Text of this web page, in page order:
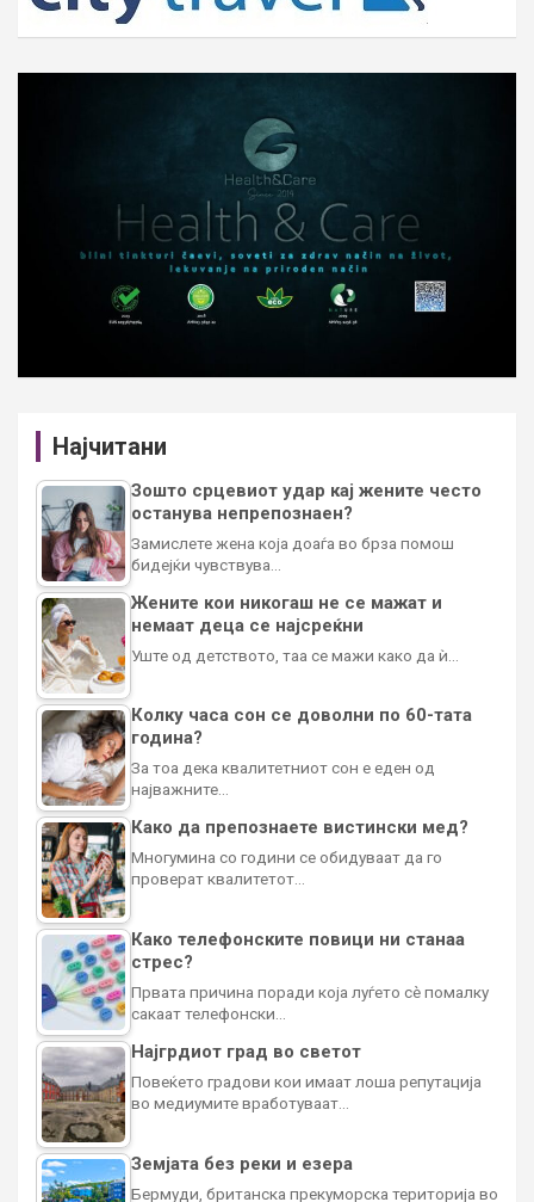
Најчитани
Зошто срцевиот удар кај жените често
останува непрепознаен?
Замислете жена која доаѓа во брза помош
бидејќи чувствува…
Жените кои никогаш не се мажат и
немаат деца се најсреќни
Уште од детството, таа се мажи како да ѝ…
Колку часа сон се доволни по 60-тата
година?
За тоа дека квалитетниот сон е еден од
најважните…
Како да препознаете вистински мед?
Многумина со години се обидуваат да го
проверат квалитетот…
Како телефонските повици ни станаа
стрес?
Првата причина поради која луѓето сè помалку
сакаат телефонски…
Најгрдиот град во светот
Повеќето градови кои имаат лоша репутација
во медиумите вработуваат…
Земјата без реки и езера
Бермуди, британска прекуморска територија во